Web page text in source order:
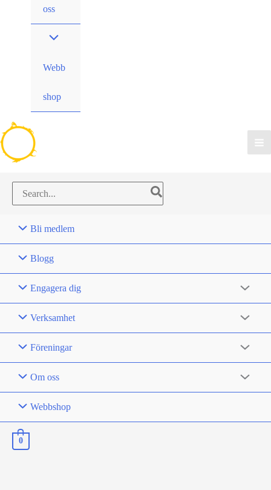
oss
Webb
shop
Search
for:
Bli medlem
Blogg
Engagera dig
Verksamhet
Föreningar
Om oss
Webbshop
0